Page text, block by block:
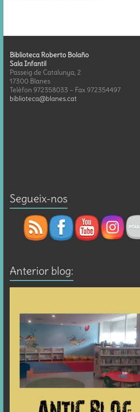
Biblioteca Roberto Bolaño
Sala Infantil
Passeig de Catalunya, 2
17300 Blanes
Telèfon 972358033 – Fax 972354497
biblioteca@blanes.cat
Segueix-nos
Anterior blog: